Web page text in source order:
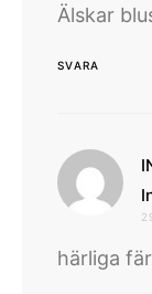
Älskar
SVARA
härliga